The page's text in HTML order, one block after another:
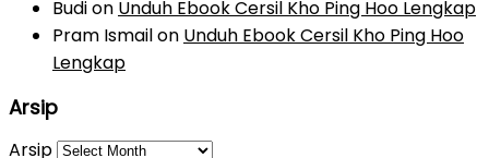
Budion Unduh Ebook Cersil Kho Ping Hoo Lengkap
Pram Ismailon Unduh Ebook Cersil Kho Ping Hoo
Lengkap
Arsip
Arsip